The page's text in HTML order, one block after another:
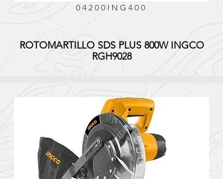
04200ING400
ROTOMARTILLO SDS PLUS 800W INGCO
RGH9028